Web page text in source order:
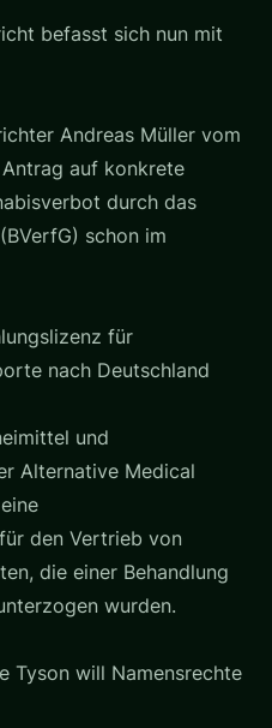
befasst sich nun mit
Andreas Müller vom
auf konkrete
durch das
schon im
für
nach Deutschland
und
Alternative Medical
den Vertrieb von
die einer Behandlung
wurden.
Tyson will Namensrechte